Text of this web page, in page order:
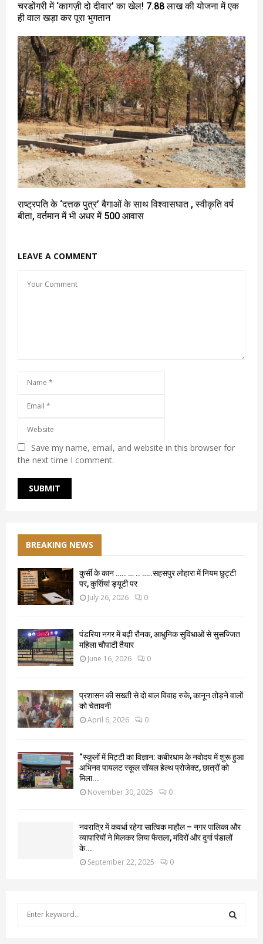
चरडोंगरी में ‘कागज़ी दो दीवार’ का खेल! 7.88 लाख की योजना में एक
ही वाल खड़ा कर पूरा भुगतान
राष्ट्रपति के ‘दत्तक पुत्र’ बैगाओं के साथ विश्वासघात , स्वीकृति वर्ष
बीता, वर्तमान में भी अधर में 500 आवास
LEAVE A COMMENT
Save my name, email, and website in this browser for
the next time I comment.
BREAKING NEWS
कुर्सी के कान ….. … .. …..सहसपुर लोहारा में नियम छुट्टी
पर, कुर्सियां ड्यूटी पर
July 26, 2026 0
पंडरिया नगर में बढ़ी रौनक, आधुनिक सुविधाओं से सुसज्जित
महिला चौपाटी तैयार
June 16, 2026 0
प्रशासन की सख्ती से दो बाल विवाह रुके, कानून तोड़ने वालों
को चेतावनी
April 6, 2026 0
“स्कूलों में मिट्टी का विज्ञान: कबीरधाम के नवोदय में शुरू हुआ
अभिनव पायलट स्कूल सॉयल हेल्थ प्रोजेक्ट, छात्रों को
मिला...
November 30, 2025 0
नवरात्रि में कवर्धा रहेगा सात्विक माहौल – नगर पालिका और
व्यापारियों ने मिलकर लिया फैसला, मंदिरों और दुर्गा पंडालों
के...
September 22, 2025 0